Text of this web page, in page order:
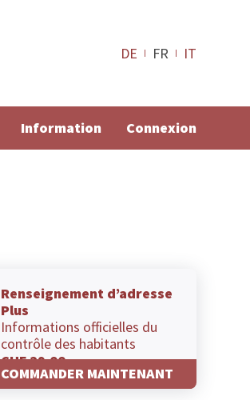
DE FR IT
Information Connexion
Renseignement d’adresse
Plus
Informations officielles du
contrôle des habitants
CHF 29.00
COMMANDER MAINTENANT